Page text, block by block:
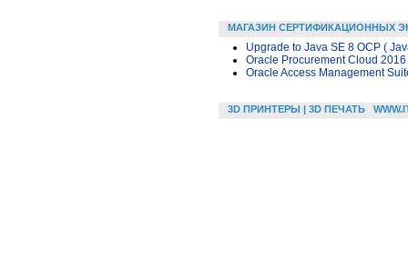
МАГАЗИН СЕРТИФИКАЦИОННЫХ
Upgrade to Java SE 8 OCP (
Oracle Procurement Cloud
Oracle Access Management
3D ПРИНТЕРЫ | 3D ПЕЧАТЬ